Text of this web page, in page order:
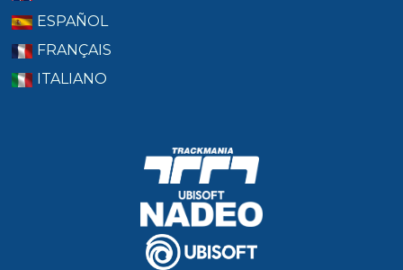
ESPAÑOL
FRANÇAIS
ITALIANO